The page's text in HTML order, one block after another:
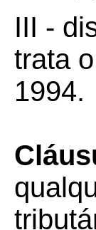
III -
trata
1994.